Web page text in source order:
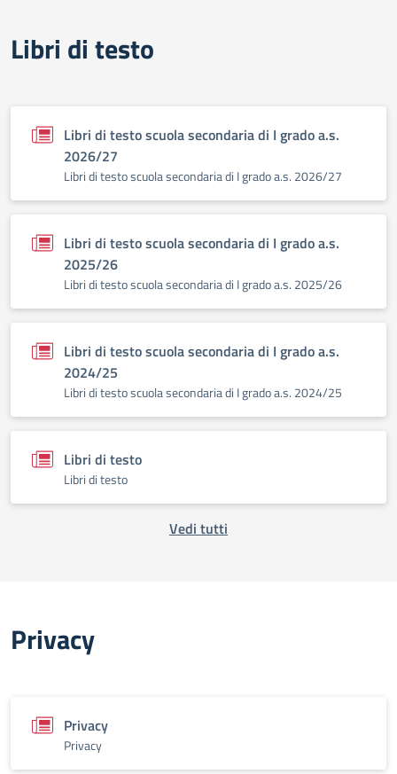
Libri di testo
Libri di testo scuola secondaria di I grado a.s.
2026/27
Libri di testo scuola secondaria di I grado a.s. 2026/27
Libri di testo scuola secondaria di I grado a.s.
2025/26
Libri di testo scuola secondaria di I grado a.s. 2025/26
Libri di testo scuola secondaria di I grado a.s.
2024/25
Libri di testo scuola secondaria di I grado a.s. 2024/25
Libri di testo
Libri di testo
Vedi tutti
Privacy
Privacy
Privacy